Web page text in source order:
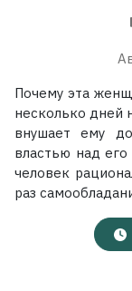
Почему эта
несколько дней
внушает ему
властью над
человек
раз